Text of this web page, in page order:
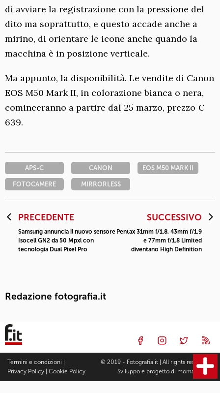
di avviare la registrazione con la pressione del
dito ma soprattutto, e questo accade anche a
mirino, di orientare le icone anche quando la
macchina è in posizione verticale.
Ma appunto, la disponibilità. Le vendite di Canon
EOS M50 Mark II, in colorazione bianca o nera,
cominceranno a partire dal 25 marzo, prezzo €
639.
APS-C CANON EOS M50 MARK II
FOTOCAMERE MIRRORLESS
PRECEDENTE
Samsung annuncia il nuovo sensore
Isocell GN2 da 50 Mpxl con
tecnologia Dual Pixel Pro
SUCCESSIVO
Pentax 31mm f/1.8, 43mm f/1.9
e 77mm f/1.8 Limited
diventano High Definition
Redazione fotografia.it
Termini e condizioni
Privacy Policy
Cookie Policy
© 2019 - Fotografia.it | All rights reserved |
Sviluppo e progetto di moma Studio